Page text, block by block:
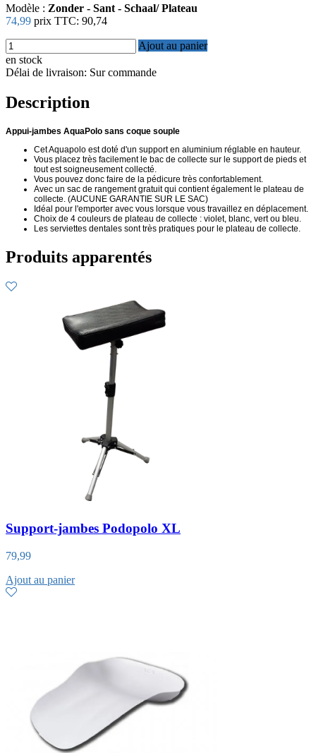
Modèle : Zonder - Sant - Schaal/ Plateau
74,99 prix TTC: 90,74
Ajout au panier
en stock
Délai de livraison: Sur commande
Description
Appui-jambes AquaPolo sans coque souple
Cet Aquapolo est doté d'un support en aluminium réglable en hauteur.
Vous placez très facilement le bac de collecte sur le support de pieds et
tout est soigneusement collecté.
Vous pouvez donc faire de la pédicure très confortablement.
Avec un sac de rangement gratuit qui contient également le plateau de
collecte. (AUCUNE GARANTIE SUR LE SAC)
Idéal pour l'emporter avec vous lorsque vous travaillez en déplacement.
Choix de 4 couleurs de plateau de collecte : violet, blanc, vert ou bleu.
Les serviettes dentales sont très pratiques pour le plateau de collecte.
Produits apparentés
Support-jambes Podopolo XL
79,99
Ajout au panier